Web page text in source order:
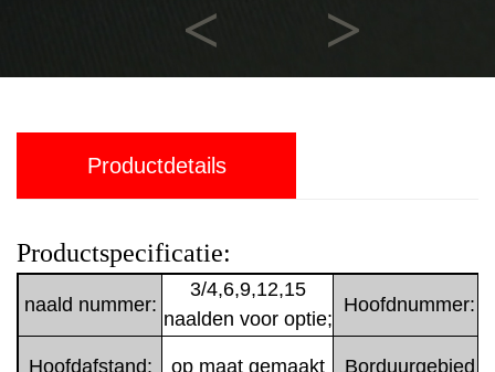
Next
Productdetails
Productspecificatie:
naald nummer:
3/4,6,9,12,15
naalden voor optie;
Hoofdnummer:
Hoofdafstand: op maat gemaakt Borduurgebied